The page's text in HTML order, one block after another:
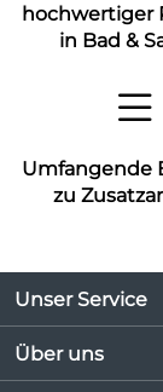
hochwertiger
in Bad &
Umfangende
zu
Unser Service
Kontakt
Über uns